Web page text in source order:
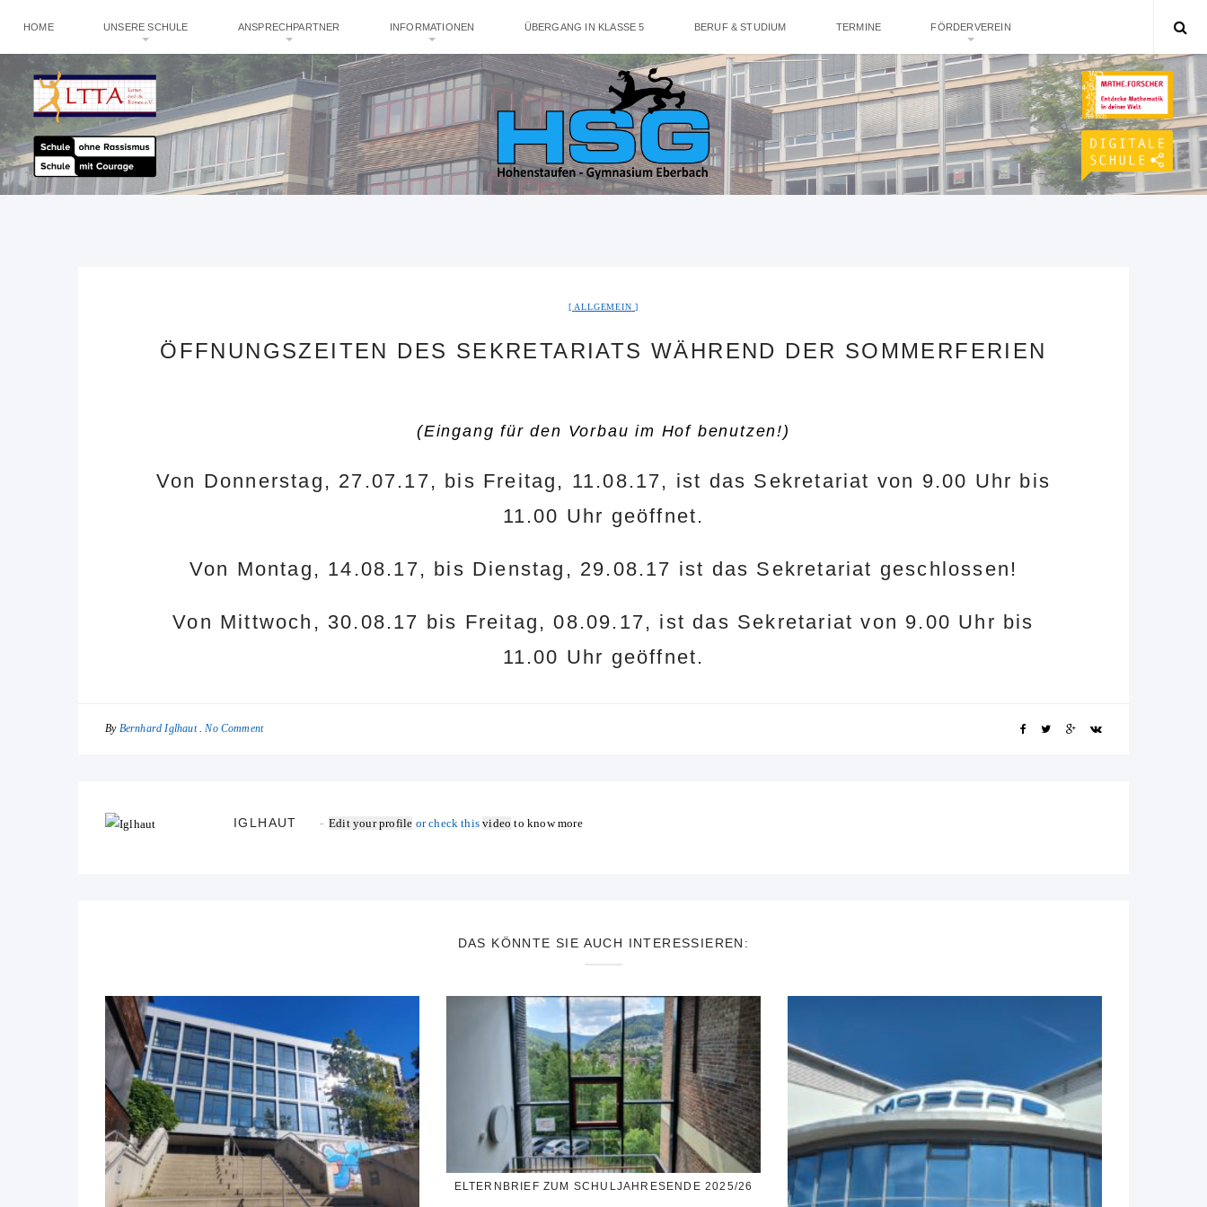
HOME UNSERE SCHULE ANSPRECHPARTNER INFORMATIONEN ÜBERGANG IN KLASSE 5 BERUF & STUDIUM TERMINE FÖRDERVEREIN
ALLGEMEIN
ÖFFNUNGSZEITEN DES SEKRETARIATS WÄHREND DER SOMMERFERIEN
(Eingang für den Vorbau im Hof benutzen!)
Von Donnerstag, 27.07.17, bis Freitag, 11.08.17, ist das Sekretariat von 9.00 Uhr bis
11.00 Uhr geöffnet.
Von Montag, 14.08.17, bis Dienstag, 29.08.17 ist das Sekretariat geschlossen!
Von Mittwoch, 30.08.17 bis Freitag, 08.09.17, ist das Sekretariat von 9.00 Uhr bis
11.00 Uhr geöffnet.
By Bernhard Iglhaut No Comment
IGLHAUT Edit your profile or check thisvideo to know more
DAS KÖNNTE SIE AUCH INTERESSIEREN:
ELTERNBRIEF ZUM SCHULJAHRESENDE 2025/26